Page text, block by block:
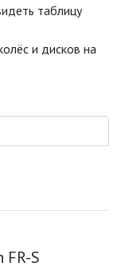
таблицу
и дисков на
S